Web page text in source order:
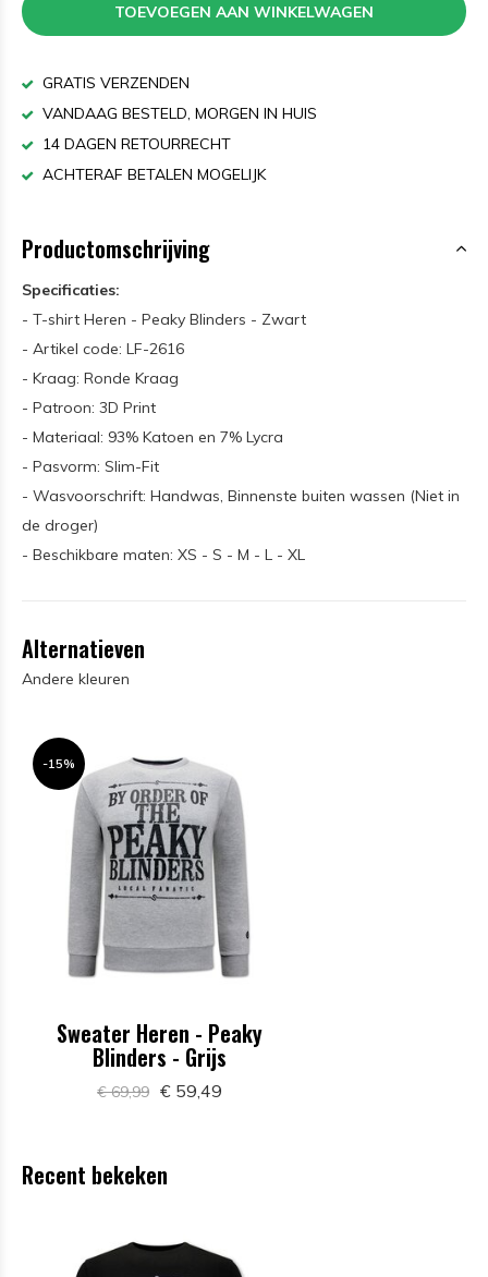
TOEVOEGEN AAN WINKELWAGEN
GRATIS VERZENDEN
VANDAAG BESTELD, MORGEN IN HUIS
14 DAGEN RETOURRECHT
ACHTERAF BETALEN MOGELIJK
Productomschrijving
Specificaties:
- T-shirt Heren - Peaky Blinders - Zwart
- Artikel code: LF-2616
- Kraag: Ronde Kraag
- Patroon: 3D Print
- Materiaal: 93% Katoen en 7% Lycra
- Pasvorm: Slim-Fit
- Wasvoorschrift: Handwas, Binnenste buiten wassen (Niet in
de droger)
- Beschikbare maten: XS - S - M - L - XL
Alternatieven
Andere kleuren
-15%
Sweater Heren - Peaky
Blinders - Grijs
€ 69,99 € 59,49
Recent bekeken